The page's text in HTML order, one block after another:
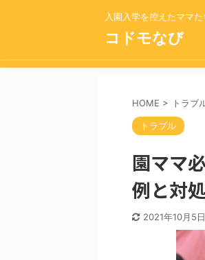
入園入学を控えたママ
コドモなび
HOME > トラブ
トラブル
園ママ
例と対
2021年10月5日